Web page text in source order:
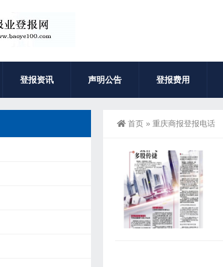
登报资讯 声明公告 登报费用
首页 » 重庆商报登报电话